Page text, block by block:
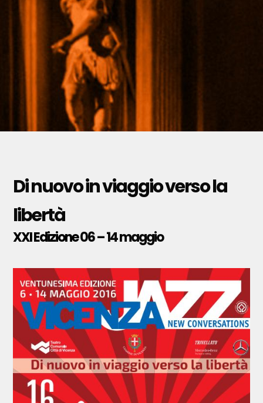
Di nuovo in viaggio verso la
libertà
XXI Edizione06 – 14 maggio